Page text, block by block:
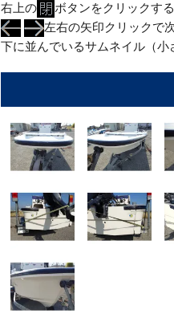
右上の
ボタンをクリックす
左右の矢印クリックで
下に並んでいるサムネイル（